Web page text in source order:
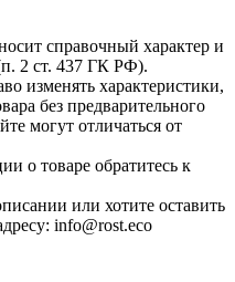
справочный характер и
2 ст. 437 ГК РФ).
изменять характеристики,
без предварительного
могут отличаться от
о товаре обратитесь к
или хотите оставить
info@rost.eco